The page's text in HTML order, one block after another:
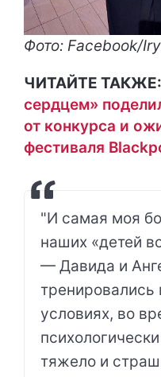
Фото: Facebook/
ЧИТАЙТЕ ТАКЖЕ:
сердцем»
от конкурса и
фестиваля
"И самая моя
наших «детей
— Давида и
условиях, во
тяжело и